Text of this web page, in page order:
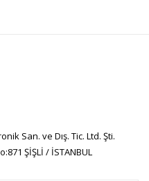
San. ve Dış. Tic. Ltd. Şti.
ŞİŞLİ / İSTANBUL